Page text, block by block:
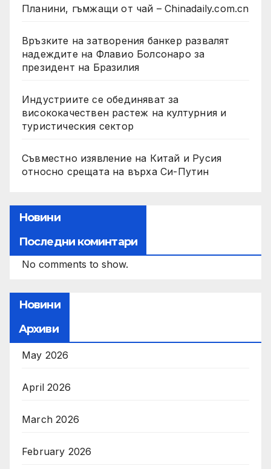
Планини, гъмжащи от чай – Chinadaily.com.cn
Връзките на затворения банкер развалят
надеждите на Флавио Болсонаро за
президент на Бразилия
Индустриите се обединяват за
висококачествен растеж на културния и
туристическия сектор
Съвместно изявление на Китай и Русия
относно срещата на върха Си-Путин
Новини
Последни коминтари
No comments to show.
Новини
Архиви
May 2026
April 2026
March 2026
February 2026